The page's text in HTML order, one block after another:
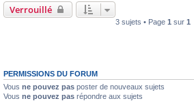
Verrouillé
3 sujets • Page 1 sur 1
PERMISSIONS DU FORUM
Vous ne pouvez pas poster de nouveaux sujets
Vous ne pouvez pas répondre aux sujets